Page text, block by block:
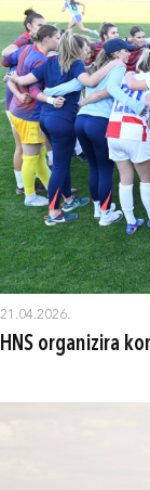
21.04.2026.
HNS organizira